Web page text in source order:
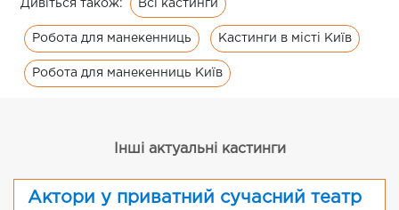
Дивіться також: Всі кастинги
Робота для манекенниць Кастинги в місті Київ
Робота для манекенниць Київ
Інші актуальні кастинги
Актори у приватний сучасний театр